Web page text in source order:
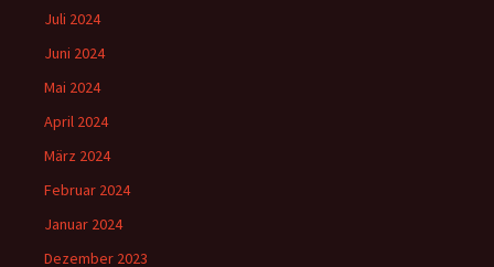
Juli 2024
Juni 2024
Mai 2024
April 2024
März 2024
Februar 2024
Januar 2024
Dezember 2023